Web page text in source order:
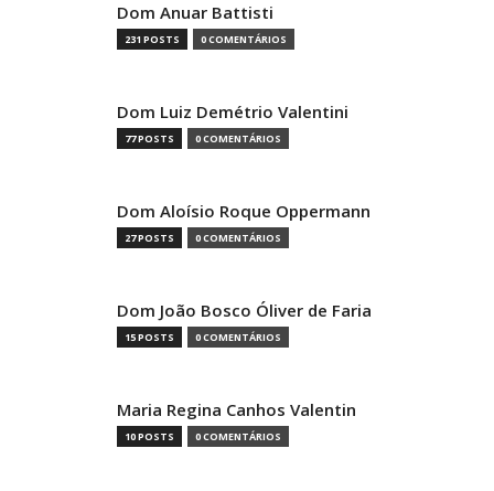
Dom Anuar Battisti
231 POSTS 0 COMENTÁRIOS
Dom Luiz Demétrio Valentini
77 POSTS 0 COMENTÁRIOS
Dom Aloísio Roque Oppermann
27 POSTS 0 COMENTÁRIOS
Dom João Bosco Óliver de Faria
15 POSTS 0 COMENTÁRIOS
Maria Regina Canhos Valentin
10 POSTS 0 COMENTÁRIOS